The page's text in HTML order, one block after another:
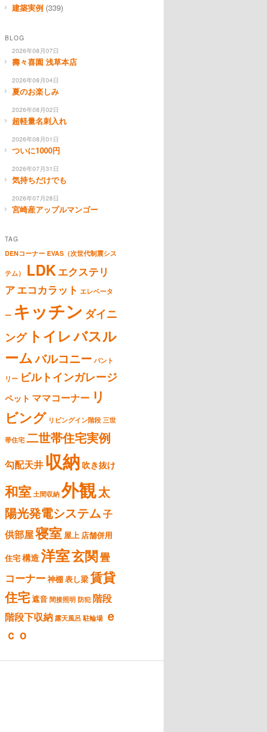
建築実例 (339)
BLOG
2026年08月07日
壽々喜園 浅草本店
2026年08月04日
夏のお楽しみ
2026年08月02日
超軽量名刺入れ
2026年08月01日
ついに1000円
2026年07月31日
気持ちだけでも
2026年07月28日
宮崎産アップルマンゴー
TAG
DENコーナー EVAS（次世代制震シス
テム） LDKエクステリ
アエコカラット エレベータ
ー キッチン ダイニ
ング トイレバスル
ームバルコニー パント
リー ビルトインガレージ
ペット ママコーナー リ
ビング リビングイン階段 三世
帯住宅 二世帯住宅実例
勾配天井 収納 吹き抜け
和室 土間収納 外観太
陽光発電システム子
供部屋寝室 屋上 店舗併用
住宅構造洋室玄関畳
コーナー神棚表し梁賃貸
住宅遮音 間接照明 防犯 階段
階段下収納 露天風呂 駐輪場 ｅ
ｃｏ